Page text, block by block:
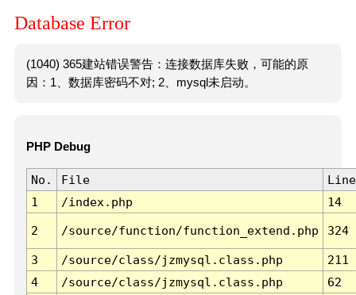
Database Error
(1040) 365建站错误警告：连接数据库失败，可能的原
因：1、数据库密码不对; 2、mysql未启动。
PHP Debug
No. File
Line
1
/index.php 14
2 /source/function/function_extend.php 324
3 /source/class/jzmysql.class.php
211
4
/source/class/jzmysql.class.php
62